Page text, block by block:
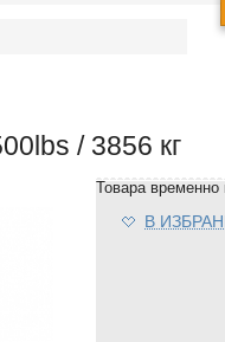
/ 3856 кг
Товара временно
В